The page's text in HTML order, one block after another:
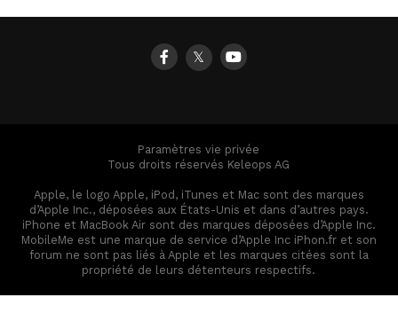
𝕏
Paramètres vie privée
Tous droits réservés Keleops AG
Apple, le logo Apple, iPod, iTunes et Mac sont des marques
d’Apple Inc., déposées aux États-Unis et dans d’autres pays.
iPhone et MacBook Air sont des marques déposées d’Apple Inc.
MobileMe est une marque de service d’Apple Inc iPhon.fr et son
forum ne sont pas liés à Apple et les marques citées sont la
propriété de leurs détenteurs respectifs.